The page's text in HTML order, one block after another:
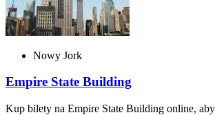
Nowy Jork
Empire State Building
Kup bilety na Empire State Building online,